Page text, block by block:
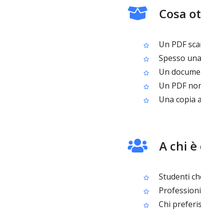
Cosa
Un PDF
Spesso
Un
Un PDF
Una copia
A chi
Studenti
Chi